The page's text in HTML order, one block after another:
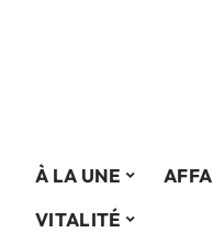
À LA UNE
VITALITÉ